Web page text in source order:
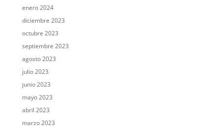
enero 2024
diciembre 2023
octubre 2023
septiembre 2023
agosto 2023
julio 2023
junio 2023
mayo 2023
abril 2023
marzo 2023